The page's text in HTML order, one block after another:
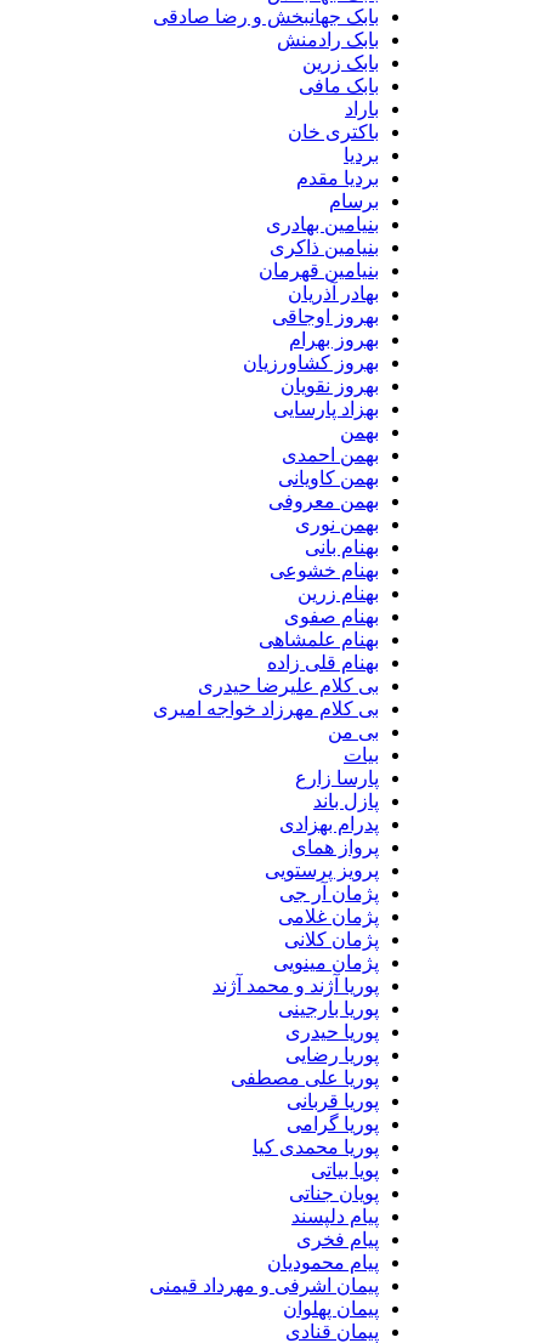
بابک جهانبخش و رضا صادقی
بابک رادمنش
بابک زرین
بابک مافی
باراد
باکتری خان
بردیا
بردیا مقدم
برسام
بنیامین بهادری
بنیامین ذاکری
بنیامین قهرمان
بهادر آذریان
بهروز اوجاقی
بهروز بهرام
بهروز کشاورزیان
بهروز نقویان
بهزاد پارسایی
بهمن
بهمن احمدی
بهمن کاویانی
بهمن معروفی
بهمن نوری
بهنام بانی
بهنام خشوعی
بهنام زرین
بهنام صفوی
بهنام علمشاهی
بهنام قلی زاده
بی کلام علیرضا حیدری
بی کلام مهرزاد خواجه امیری
بی من
بیات
پارسا زارع
پازل باند
پدرام بهزادی
پرواز همای
پرویز پرستویی
پژمان آر جی
پژمان غلامی
پژمان کلانی
پژمان مینویی
پوریا آژند و محمد آژند
پوریا بارجینی
پوریا حیدری
پوریا رضایی
پوریا علی مصطفی
پوریا قربانی
پوریا گرامی
پوریا محمدی کیا
پویا بیاتی
پویان جناتی
پیام دلپسند
پیام فخری
پیام محمودیان
پیمان اشرفی و مهرداد قیمنی
پیمان پهلوان
پیمان قنادی